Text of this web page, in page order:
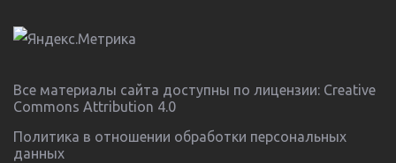
Все материалы сайта доступны по лицензии: Creative
Commons Attribution 4.0
Политика в отношении обработки персональных
данных